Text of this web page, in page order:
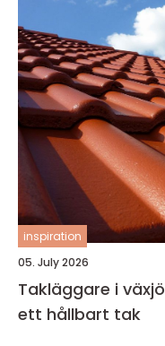
inspiration
05. July 2026
Takläggare i växjö så väljer du rätt och får
ett hållbart tak